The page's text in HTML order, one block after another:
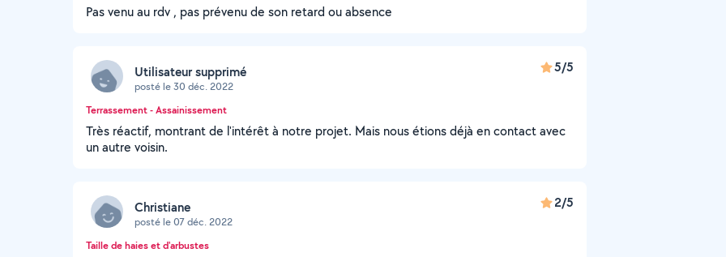
Pas venu au rdv , pas prévenu de son retard ou absence
Utilisateur supprimé
posté le 30 déc. 2022
5/5
Terrassement - Assainissement
Très réactif, montrant de l'intérêt à notre projet. Mais nous étions déjà en contact avec
un autre voisin.
Christiane
posté le 07 déc. 2022
2/5
Taille de haies et d'arbustes